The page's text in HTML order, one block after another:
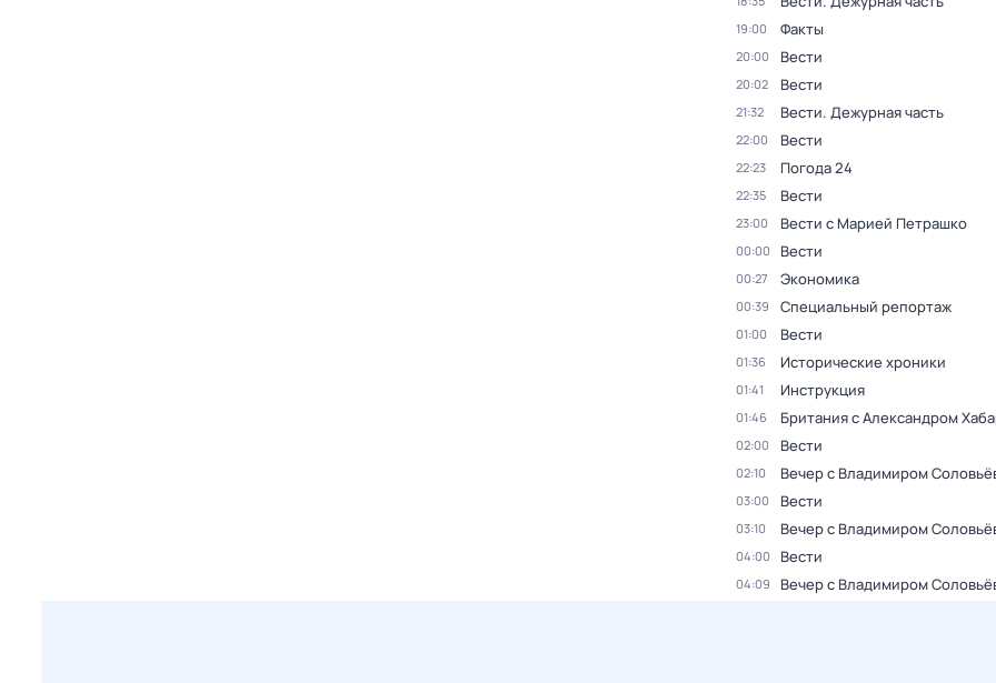
19:00 Факты
20:00 Вести
20:02 Вести
21:32 Вести. Дежурная часть
22:00 Вести
22:23 Погода 24
22:35 Вести
23:00 Вести с Марией Петрашко
00:00 Вести
00:27 Экономика
00:39 Специальный репортаж
01:00 Вести
01:36 Исторические хроники
01:41 Инструкция
01:46 Британия с Александром
02:00 Вести
02:10 Вечер с Владимиром
03:00 Вести
03:10 Вечер с Владимиром
04:00 Вести
04:09 Вечер с Владимиром